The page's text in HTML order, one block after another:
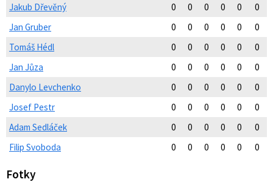
Jakub Dřevěný
0 0 0 0 0
0
Jan Gruber
0 0 0 0 0
0
Tomáš Hédl
0 0 0 0 0
0
Jan Jůza
0 0 0 0 0
0
Danylo Levchenko
0 0 0 0 0
0
Josef Pestr
0 0 0 0 0
0
Adam Sedláček
0 0 0 0 0
0
Filip Svoboda
0 0 0 0 0 0
Fotky